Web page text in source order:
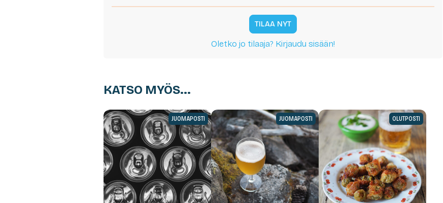
TILAA NYT
Oletko jo tilaaja? Kirjaudu sisään!
KATSO MYÖS...
JUOMAPOSTI JUOMAPOSTI OLUTPOSTI